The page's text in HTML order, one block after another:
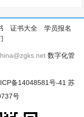
证书大全
学员报名
数字化管
备14048581号-41 苏
号